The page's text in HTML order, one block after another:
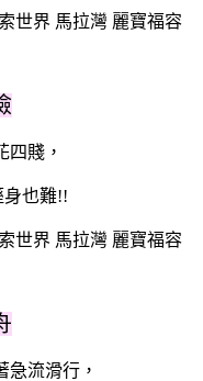
四賤，
身也難!!
急流滑行，